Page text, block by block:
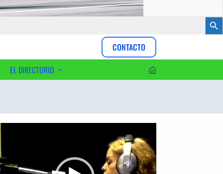
CONTACTO
EL DIRECTORIO